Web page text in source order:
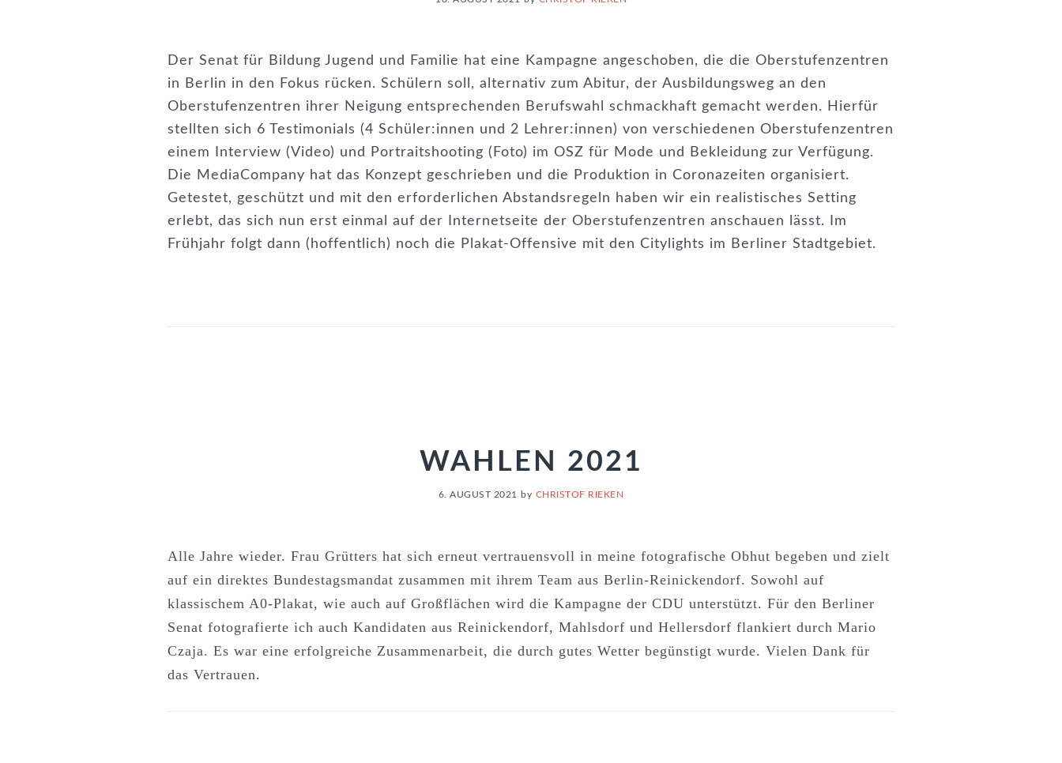
Der Senat für Bildung Jugend und Familie hat eine Kampagne angeschoben, die die Oberstufenzentren
in Berlin in den Fokus rücken. Schülern soll, alternativ zum Abitur, der Ausbildungsweg an den
Oberstufenzentren ihrer Neigung entsprechenden Berufswahl schmackhaft gemacht werden. Hierfür
stellten sich 6 Testimonials (4 Schüler:innen und 2 Lehrer:innen) von verschiedenen Oberstufenzentren
einem Interview (Video) und Portraitshooting (Foto) im OSZ für Mode und Bekleidung zur Verfügung.
Die MediaCompany hat das Konzept geschrieben und die Produktion in Coronazeiten organisiert.
Getestet, geschützt und mit den erforderlichen Abstandsregeln haben wir ein realistisches Setting
erlebt, das sich nun erst einmal auf der Internetseite der Oberstufenzentren anschauen lässt. Im
Frühjahr folgt dann (hoffentlich) noch die Plakat-Offensive mit den Citylights im Berliner Stadtgebiet.
WAHLEN 2021
6. AUGUST 2021 by CHRISTOF RIEKEN
Alle Jahre wieder. Frau Grütters hat sich erneut vertrauensvoll in meine fotografische Obhut begeben und zielt
auf ein direktes Bundestagsmandat zusammen mit ihrem Team aus Berlin-Reinickendorf. Sowohl auf
klassischem A0-Plakat, wie auch auf Großflächen wird die Kampagne der CDU unterstützt. Für den Berliner
Senat fotografierte ich auch Kandidaten aus Reinickendorf, Mahlsdorf und Hellersdorf flankiert durch Mario
Czaja. Es war eine erfolgreiche Zusammenarbeit, die durch gutes Wetter begünstigt wurde. Vielen Dank für
das Vertrauen.